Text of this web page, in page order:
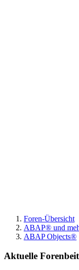
Foren-Übersicht
ABAP® und
ABAP Objects®
Aktuelle